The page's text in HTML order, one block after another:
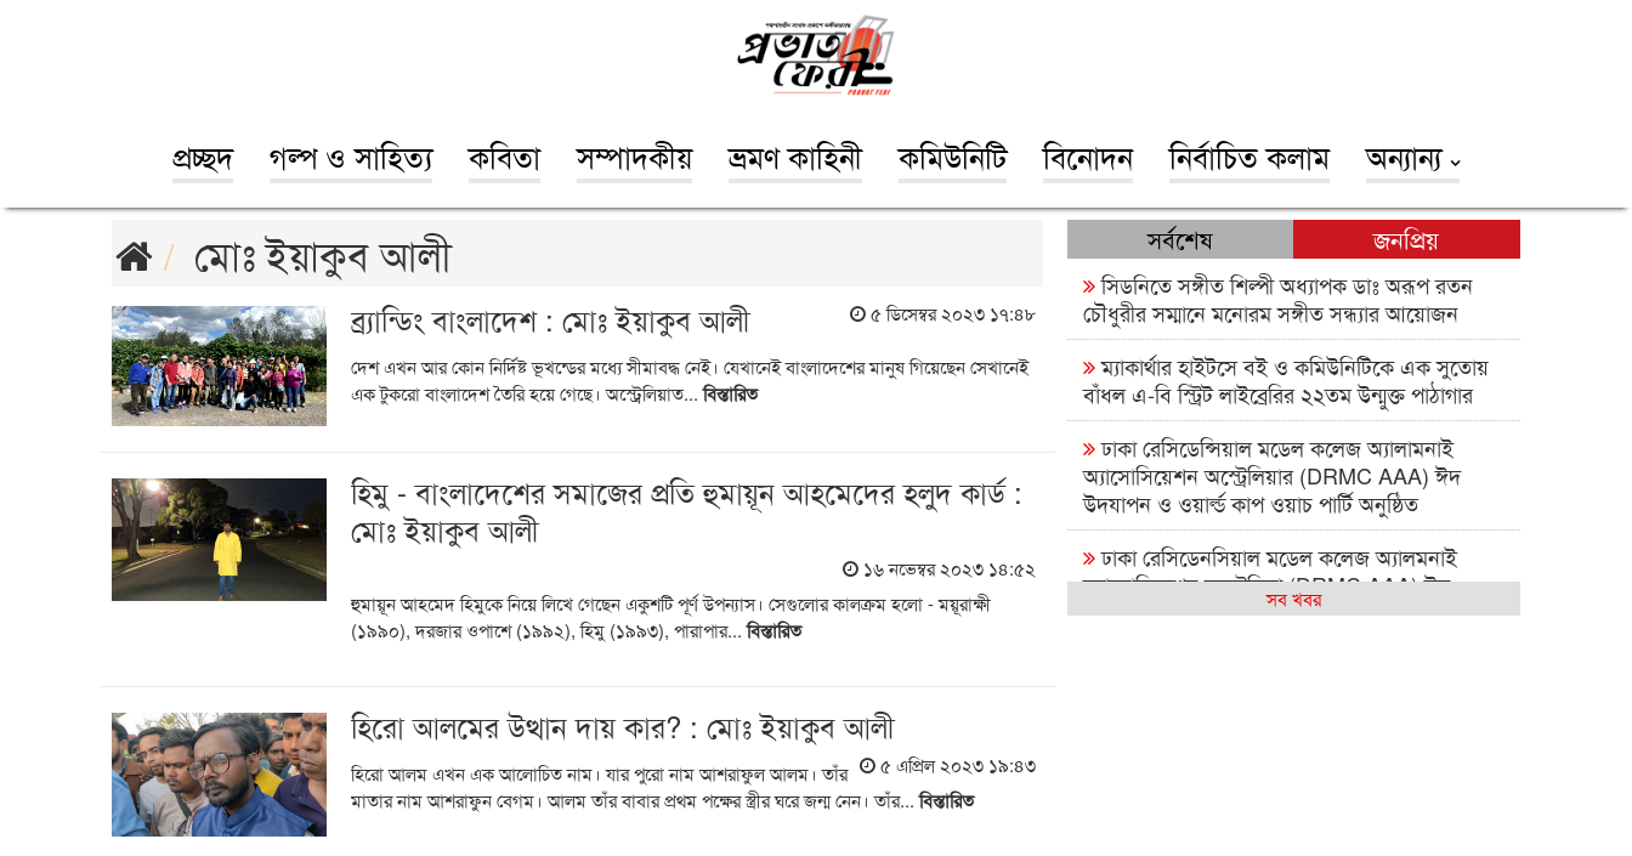
প্রচ্ছদ গল্প ও সাহিত্য কবিতা সম্পাদকীয় ভ্রমণ কাহিনী কমিউনিটি বিনোদন নির্বাচিত কলাম অন্যান্য
মোঃ ইয়াকুব আলী
ব্র্যান্ডিং বাংলাদেশ : মোঃ ইয়াকুব আলী ৫ ডিসেম্বর ২০২৩ ১৭:৪৮
দেশ এখন আর কোন নির্দিষ্ট ভূখন্ডের মধ্যে সীমাবদ্ধ নেই। যেখানেই বাংলাদেশের মানুষ গিয়েছেন সেখানেই
এক টুকরো বাংলাদেশ তৈরি হয়ে গেছে। অস্ট্রেলিয়াত...বিস্তারিত
হিমু - বাংলাদেশের সমাজের প্রতি হুমায়ূন আহমেদের হলুদ কার্ড :
মোঃ ইয়াকুব আলী
১৬ নভেম্বর ২০২৩ ১৪:৫২
হুমায়ূন আহমেদ হিমুকে নিয়ে লিখে গেছেন একুশটি পূর্ণ উপন্যাস। সেগুলোর কালক্রম হলো - ময়ূরাক্ষী
(১৯৯০), দরজার ওপাশে (১৯৯২), হিমু (১৯৯৩), পারাপার...বিস্তারিত
হিরো আলমের উত্থান দায় কার? : মোঃ ইয়াকুব আলী
৫ এপ্রিল ২০২৩ ১৯:৪৩
হিরো আলম এখন এক আলোচিত নাম। যার পুরো নাম আশরাফুল আলম। তাঁর
মাতার নাম আশরাফুন বেগম। আলম তাঁর বাবার প্রথম পক্ষের স্ত্রীর ঘরে জন্ম নেন। তাঁর...বিস্তারিত
সর্বশেষ জনপ্রিয়
সিডনিতে সঙ্গীত শিল্পী অধ্যাপক ডাঃ অরূপ রতন
চৌধুরীর সম্মানে মনোরম সঙ্গীত সন্ধ্যার আয়োজন
ম্যাকার্থার হাইটসে বই ও কমিউনিটিকে এক সুতোয়
বাঁধল এ-বি স্ট্রিট লাইব্রেরির ২২তম উন্মুক্ত পাঠাগার
ঢাকা রেসিডেন্সিয়াল মডেল কলেজ অ্যালামনাই
অ্যাসোসিয়েশন অস্ট্রেলিয়ার (DRMC AAA) ঈদ
উদযাপন ও ওয়ার্ল্ড কাপ ওয়াচ পার্টি অনুষ্ঠিত
ঢাকা রেসিডেনসিয়াল মডেল কলেজ অ্যালমনাই
অ্যাসোসিয়েশন অস্ট্রেলিয়া (DRMC AAA) ঈদ
উদযাপন এবং বিশ্বকাপ ম্যাচ দেখার আসর ২০২৬
সব খবর